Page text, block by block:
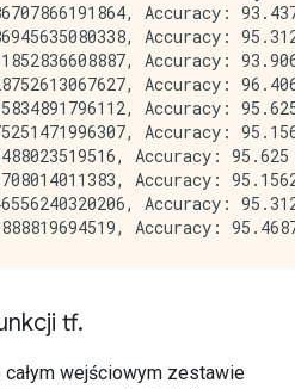
Accuracy:
Accuracy:
Accuracy:
Accuracy:
Accuracy:
Accuracy:
Accuracy: 95.625
Accuracy:
Accuracy:
tf.
wejściowym zestawie